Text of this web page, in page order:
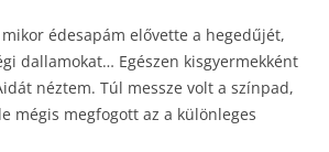
édesapám elővette a hegedűjét,
dallamokat… Egészen kisgyermekként
néztem. Túl messze volt a színpad,
mégis megfogott az a különleges